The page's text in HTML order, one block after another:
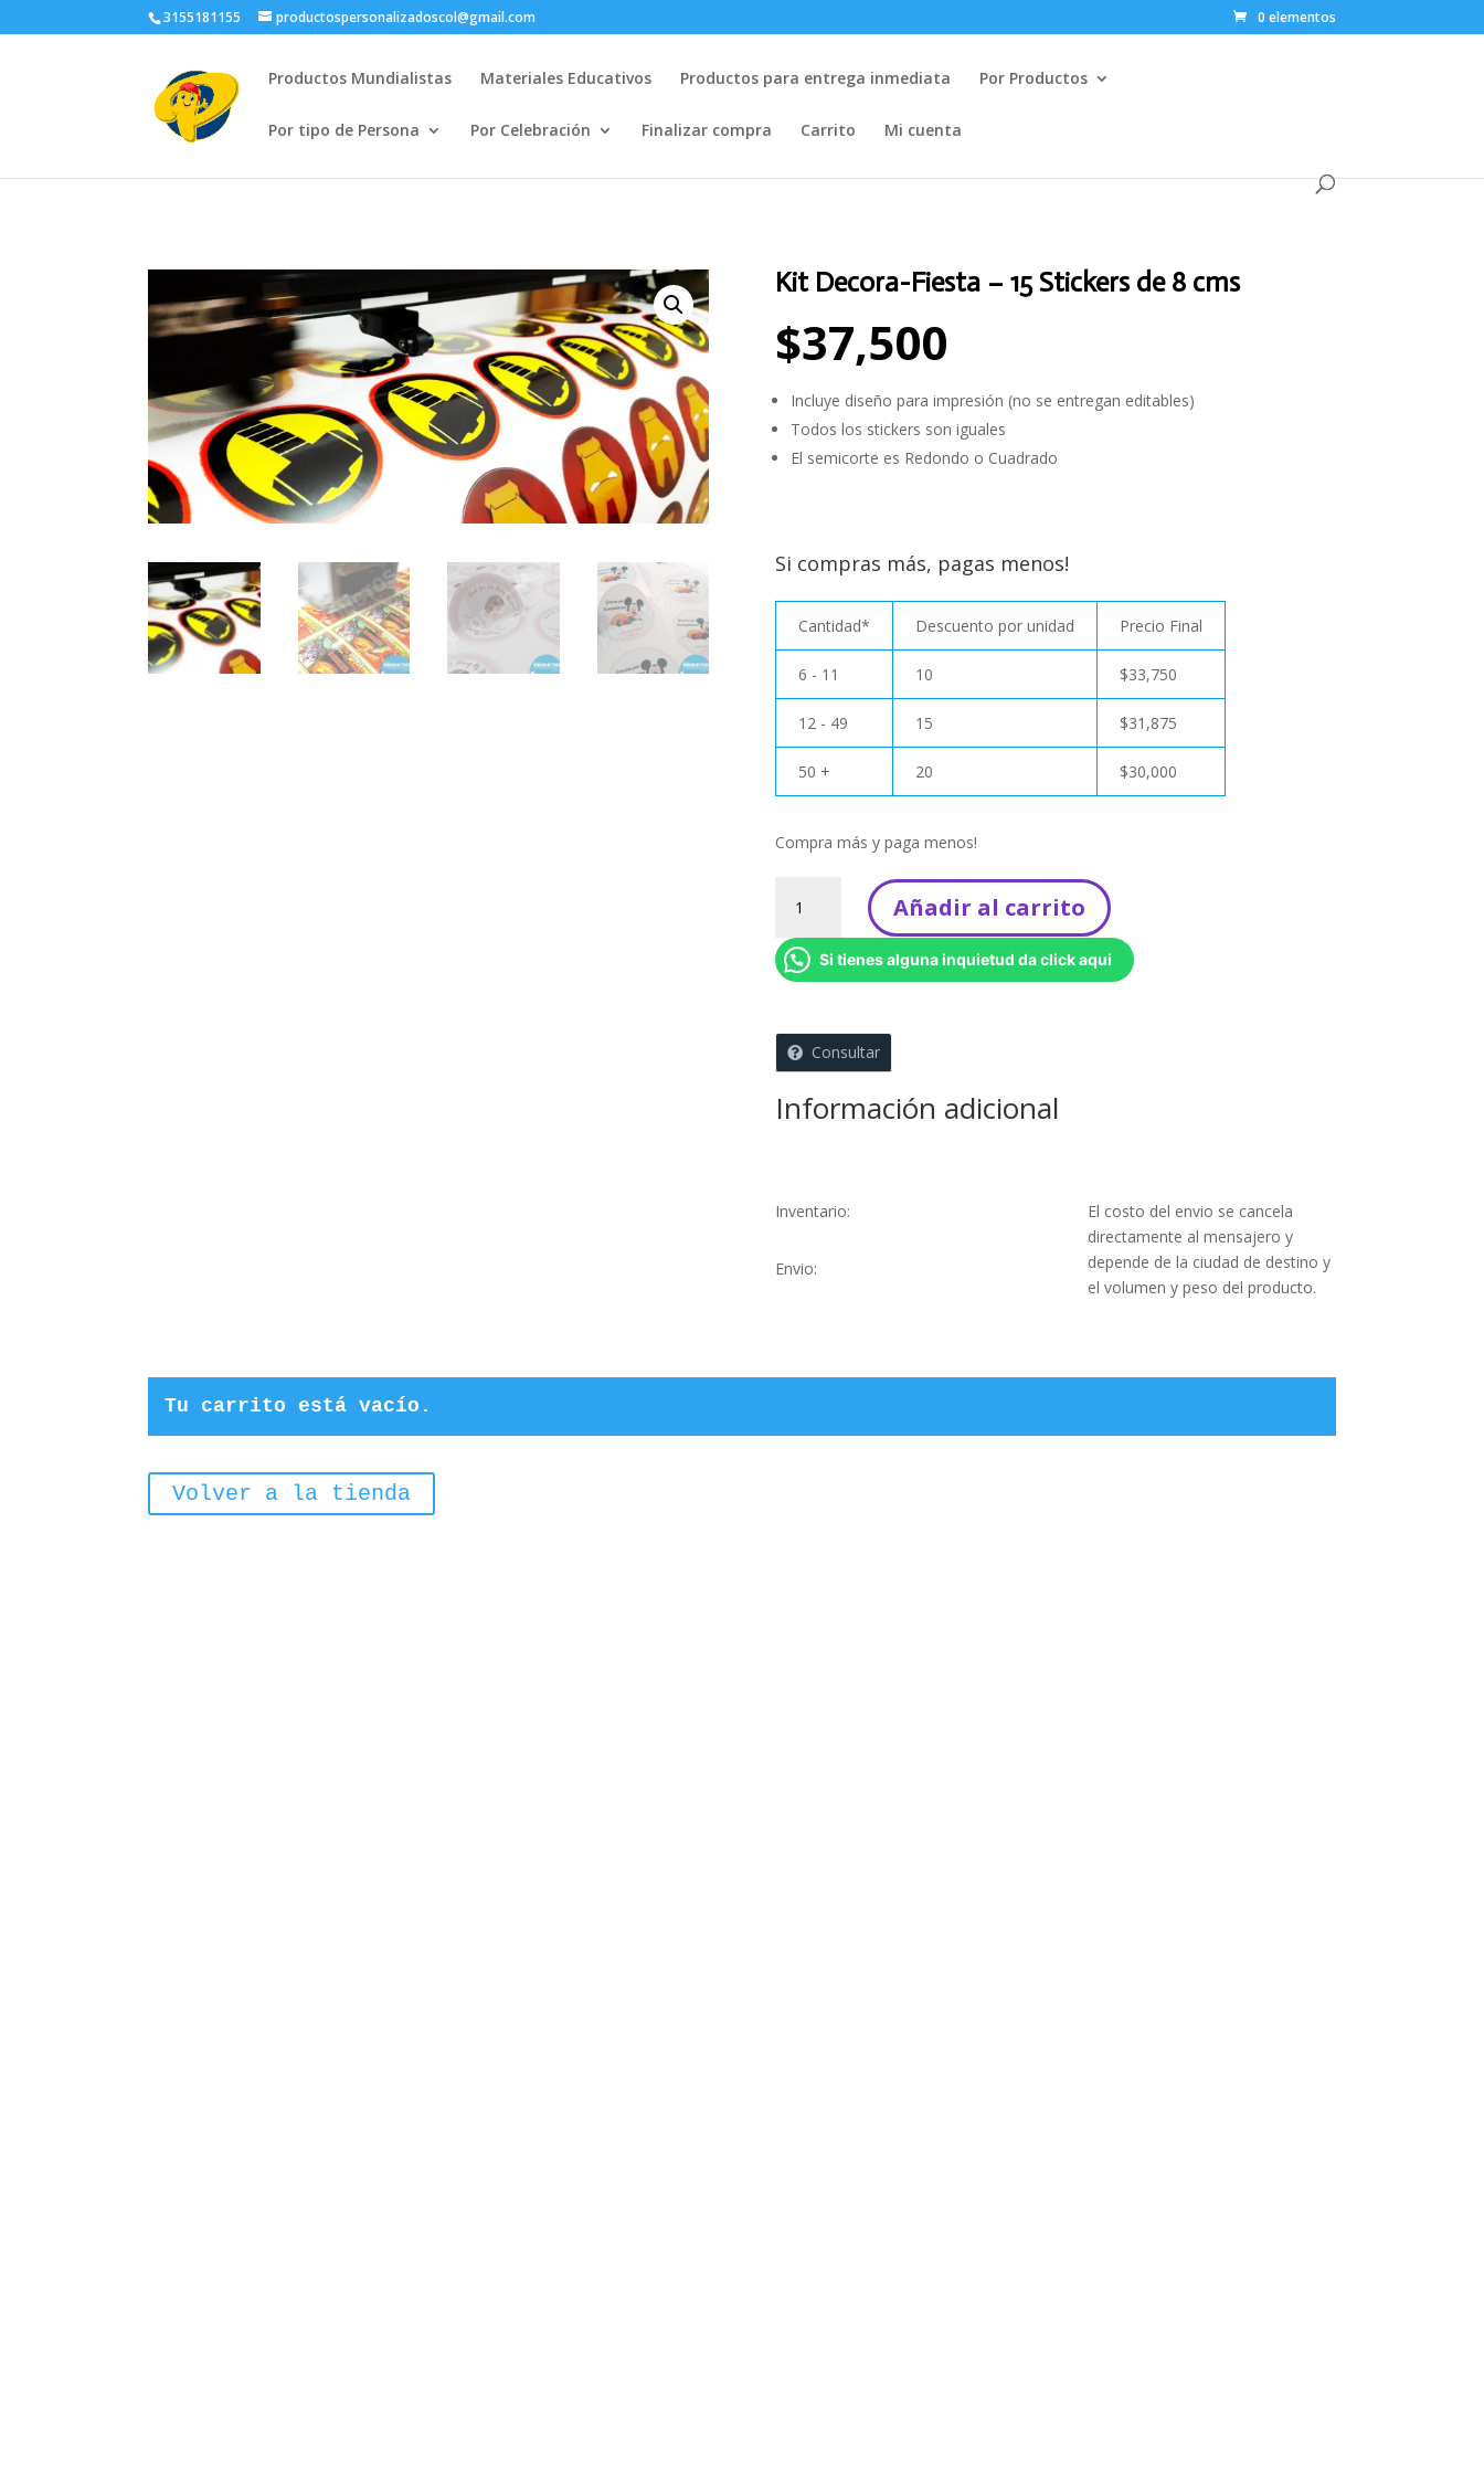
3155181155 productospersonalizadoscol@gmail.com 0 elementos
Productos Mundialistas Materiales Educativos Productos para entrega inmediata Por Productos
Por tipo de Persona Por Celebración Finalizar compra Carrito Mi cuenta
Kit Decora-Fiesta – 15 Stickers de 8 cms
$37,500
Incluye diseño para impresión (no se entregan editables)
Todos los stickers son iguales
El semicorte es Redondo o Cuadrado
Si compras más, pagas menos!
Cantidad* Descuento por unidad Precio Final
6 - 11 10 $33,750
12 - 49 15 $31,875
50 + 20 $30,000
Compra más y paga menos!
Decora-
Fiesta
-
de
8
cantidad
Añadir al carrito
Si tienes alguna inquietud da click aqui
Consultar
Información adicional
Inventario:
Envio:
El costo del envio se cancela
directamente al mensajero y
depende de la ciudad de destino y
el volumen y peso del producto.
Tu carrito está vacío.
Volver a la tienda